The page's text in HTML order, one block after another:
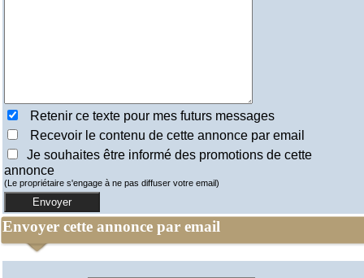
Retenir ce texte pour mes futurs messages
Recevoir le contenu de cette annonce par email
Je souhaites être informé des promotions de cette
annonce
(Le propriétaire s'engage à ne pas diffuser votre email)
Envoyer cette annonce par email